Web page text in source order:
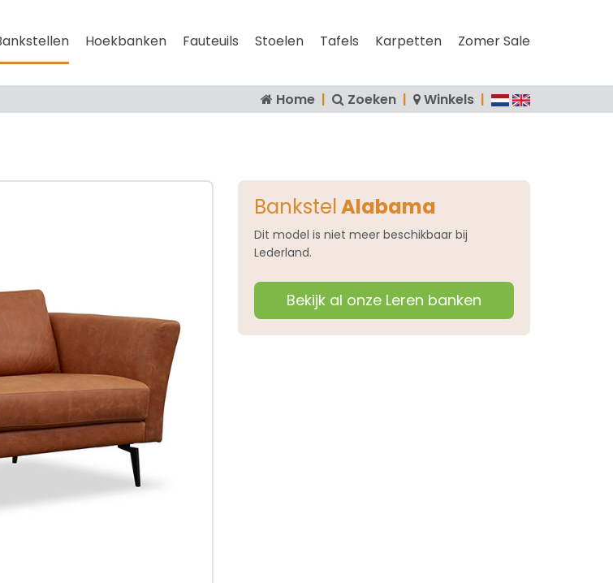
Hoekbanken Fauteuils Stoelen Tafels Karpetten Zomer Sale
Home | Zoeken | Winkels |
BankstelAlabama
Dit model is niet meer beschikbaar bij
Lederland.
Bekijk al onze Leren banken